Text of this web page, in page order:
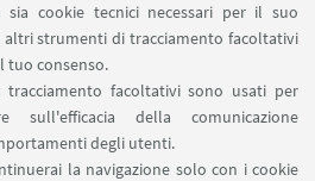
cookie tecnici necessari per il suo
altri strumenti di tracciamento facoltativi
tuo consenso.
facoltativi sono usati per
sull'efficacia della comunicazione
degli utenti.
la navigazione solo con i cookie
e chiusura dei lavori